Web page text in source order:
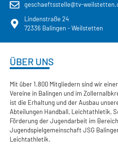
geschaeftsstelle@tv-
Lindenstraße 24
72336 Balingen - Weilstetten
ÜBER UNS
Mit über 1.800 Mitgliedern sind wir
Vereine in Balingen und im
ist die Erhaltung und der Ausbau
Abteilungen Handball, Leichtathletik,
Förderung der Jugendarbeit im
Jugendspielgemeinschaft JSG
Leichtathletik.